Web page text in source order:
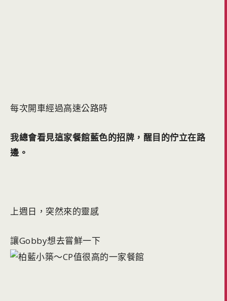
每次開車經過高速公路時
我總會看見這家餐館藍色的招牌，醒目的佇立在路
邊。
上週日，突然來的靈感
讓Gobby想去嘗鮮一下